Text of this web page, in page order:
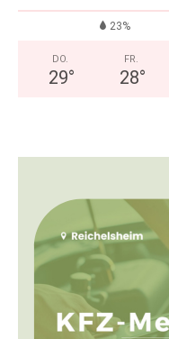
23%
DO.
29°
FR.
28°